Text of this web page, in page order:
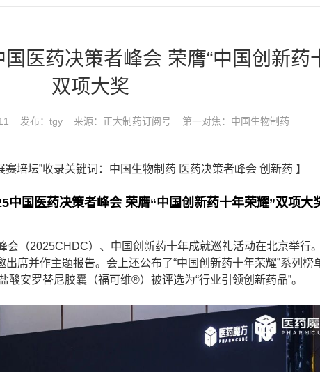
医药决策者峰会 荣膺“中国创新药
双项大奖
发布：tgy 来源：正大制药订阅号 第一对焦： 中国生物制药
坛”收录关键词：中国生物制药 医药决策者峰会 创新药 】
中国医药决策者峰会 荣膺“中国创新药十年荣耀”双项大
（2025CHDC）、中国创新药十年成就巡礼活动在北京举行
席并作主题报告。会上还公布了“中国创新药十年荣耀”系列榜
酸安罗替尼胶囊（福可维®）被评选为“行业引领创新药品”。